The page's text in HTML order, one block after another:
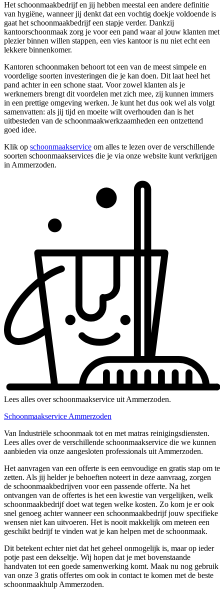
Het schoonmaakbedrijf en jij hebben meestal een andere definitie
van hygiëne, wanneer jij denkt dat een vochtig doekje voldoende is
gaat het schoonmaakbedrijf een stapje verder. Dankzij
kantoorschoonmaak zorg je voor een pand waar al jouw klanten met
plezier binnen willen stappen, een vies kantoor is nu niet echt een
lekkere binnenkomer.
Kantoren schoonmaken behoort tot een van de meest simpele en
voordelige soorten investeringen die je kan doen. Dit laat heel het
pand achter in een schone staat. Voor zowel klanten als je
werknemers brengt dit voordelen met zich mee, zij kunnen immers
in een prettige omgeving werken. Je kunt het dus ook wel als volgt
samenvatten: als jij tijd en moeite wilt overhouden dan is het
uitbesteden van de schoonmaakwerkzaamheden een ontzettend
goed idee.
Klik op schoonmaakservice om alles te lezen over de verschillende
soorten schoonmaakservices die je via onze website kunt verkrijgen
in Ammerzoden.
Lees alles over schoonmaakservice uit Ammerzoden.
Schoonmaakservice Ammerzoden
Van Industriële schoonmaak tot en met matras reinigingsdiensten.
Lees alles over de verschillende schoonmaakservice die we kunnen
aanbieden via onze aangesloten professionals uit Ammerzoden.
Het aanvragen van een offerte is een eenvoudige en gratis stap om te
zetten. Als jij helder je behoeften noteert in deze aanvraag, zorgen
de schoonmaakbedrijven voor een passende offerte. Na het
ontvangen van de offertes is het een kwestie van vergelijken, welk
schoonmaakbedrijf doet wat tegen welke kosten. Zo kom je er ook
snel genoeg achter wanneer een schoonmaakbedrijf jouw specifieke
wensen niet kan uitvoeren. Het is nooit makkelijk om meteen een
geschikt bedrijf te vinden wat je kan helpen met de schoonmaak.
Dit betekent echter niet dat het geheel onmogelijk is, maar op ieder
potje past een dekseltje. Wij hopen dat je met bovenstaande
handvaten tot een goede samenwerking komt. Maak nu nog gebruik
van onze 3 gratis offertes om ook in contact te komen met de beste
schoonmaakhulp Ammerzoden.